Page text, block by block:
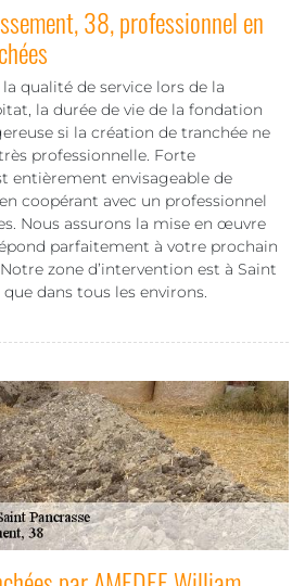
38, professionnel en
qualité de service lors de la
la durée de vie de la fondation
si la création de tranchée ne
professionnelle. Forte
entièrement envisageable de
coopérant avec un professionnel
Nous assurons la mise en œuvre
parfaitement à votre prochain
zone d’intervention est à Saint
dans tous les environs.